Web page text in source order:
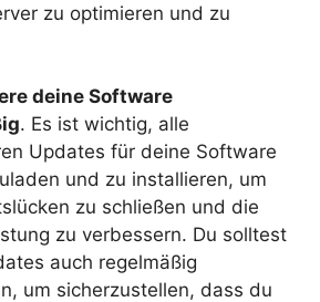
zu optimieren und zu
deine Software
. Es ist wichtig, alle
Updates für deine Software
und zu installieren, um
zu schließen und die
zu verbessern. Du solltest
auch regelmäßig
um sicherzustellen, dass du